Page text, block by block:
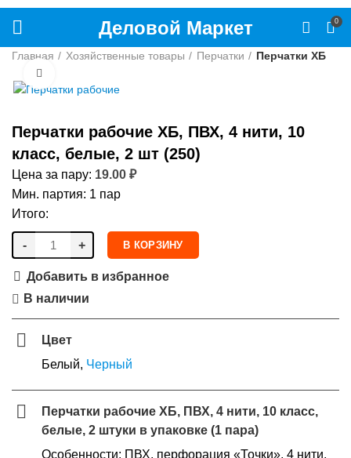
Деловой Маркет 0
Главная Хозяйственные товары Перчатки Перчатки ХБ
Перчатки рабочие ХБ, ПВХ, 4 нити, 10
класс, белые, 2 шт (250)
Цена за пару: 19.00 ₽
Мин. партия: 1 пар
Итого:
- + В КОРЗИНУ
Добавить в избранное
В наличии
Цвет
Белый, Черный
Перчатки рабочие ХБ, ПВХ, 4 нити, 10 класс,
белые, 2 штуки в упаковке (1 пара)
Особенности: ПВХ, перфорация «Точки», 4 нити,